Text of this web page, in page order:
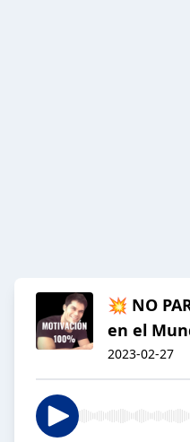
💥 NO
en el
2023-02-27